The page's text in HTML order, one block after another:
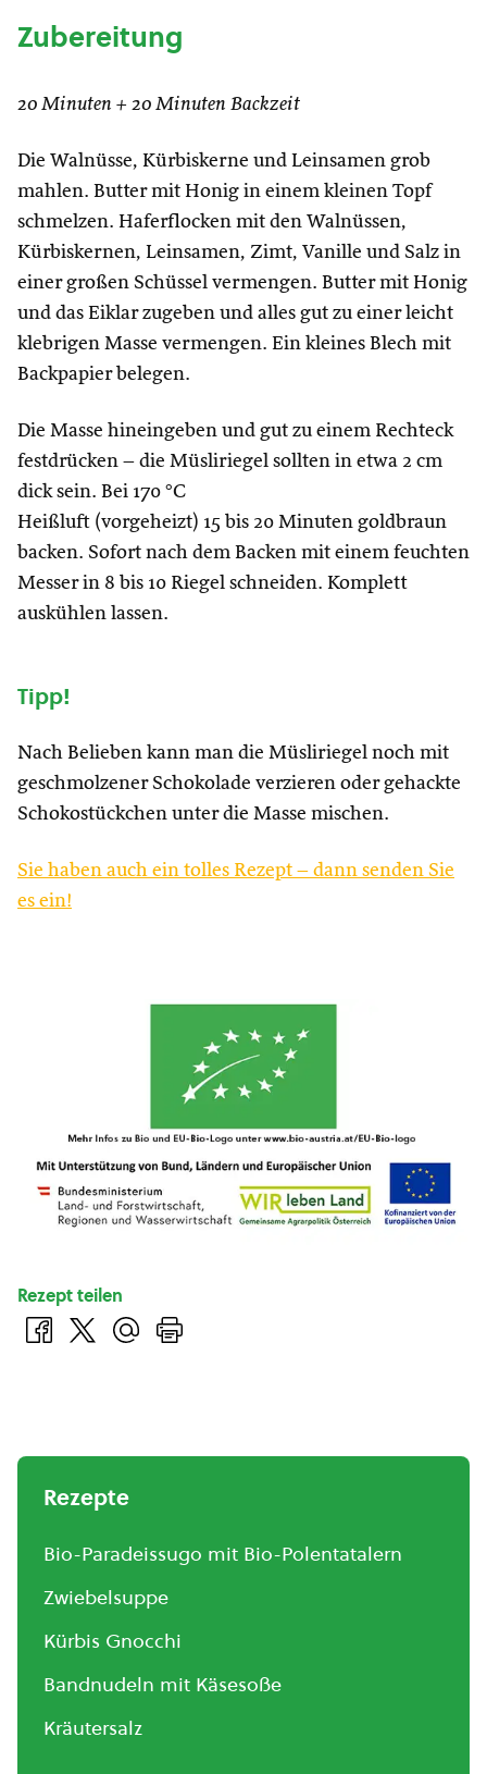
Zubereitung
20 Minuten + 20 Minuten Backzeit
Die Walnüsse, Kürbiskerne und Leinsamen grob
mahlen. Butter mit Honig in einem kleinen Topf
schmelzen. Haferflocken mit den Walnüssen,
Kürbiskernen, Leinsamen, Zimt, Vanille und Salz in
einer großen Schüssel vermengen. Butter mit Honig
und das Eiklar zugeben und alles gut zu einer leicht
klebrigen Masse vermengen. Ein kleines Blech mit
Backpapier belegen.
Die Masse hineingeben und gut zu einem Rechteck
festdrücken – die Müsliriegel sollten in etwa 2 cm
dick sein. Bei 170 °C
Heißluft (vorgeheizt) 15 bis 20 Minuten goldbraun
backen. Sofort nach dem Backen mit einem feuchten
Messer in 8 bis 10 Riegel schneiden. Komplett
auskühlen lassen.
Tipp!
Nach Belieben kann man die Müsliriegel noch mit
geschmolzener Schokolade verzieren oder gehackte
Schokostückchen unter die Masse mischen.
Sie haben auch ein tolles Rezept – dann senden Sie
es ein!
Rezept teilen
Rezepte
Bio-Paradeissugo mit Bio-Polentatalern
Zwiebelsuppe
Kürbis Gnocchi
Bandnudeln mit Käsesoße
Kräutersalz